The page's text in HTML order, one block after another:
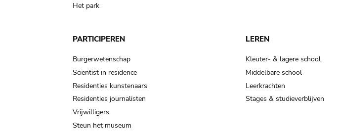
Het park
PARTICIPEREN
Burgerwetenschap
Scientist in residence
Residenties kunstenaars
Residenties journalisten
Vrijwilligers
Steun het museum
LEREN
Kleuter- & lagere school
Middelbare school
Leerkrachten
Stages & studieverblijven